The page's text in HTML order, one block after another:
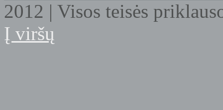
2012 | Visos teisės
Į viršų